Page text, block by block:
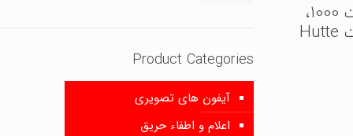
موتور سکشنال هیوت 1000،
موتور زیرسقفی هیوت Hutte
Product Categories
آیفون های تصویری
اعلام و اطفاء حریق